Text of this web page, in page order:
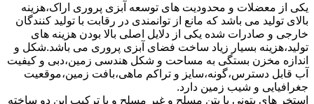
یکی از معضلات و محدودیت های توسعه آبزی پروری اراک،هزینه
بالای تولید می باشد که مانع از توانمندی در رقابت با تولید کنندگان
خارجی و صادرات شده یکی از دلایل اصلی بالا بودن هزینه های
تولید،هزینه بسیار زیاد ساخت فضای آبزی پروری می باشد.شکل و
اندازه مخزن بستگی به مساحت و شکل هندسی زمین،دبی و کیفیت
آب قابل دسترس،گونه،سایز و تراکم ماهی،بافت زمین،موقعیت
جغرافیایی و شیب زمین دارد.
استخر های بتونی با بتن مسلح و غیر مسلح و یا ترکیب این دو ساخته